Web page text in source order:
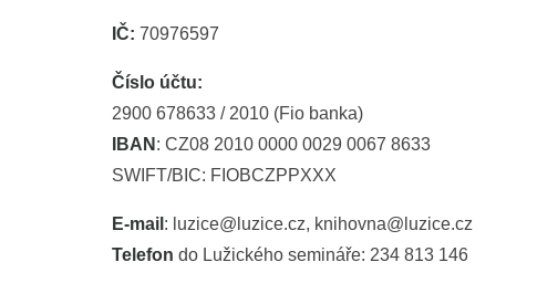
IČ: 70976597
Číslo účtu:
2900 678633 / 2010 (Fio banka)
IBAN : CZ08 2010 0000 0029 0067 8633
SWIFT/BIC: FIOBCZPPXXX
E-mail : luzice@luzice.cz, knihovna@luzice.cz
Telefon do Lužického semináře: 234 813 146